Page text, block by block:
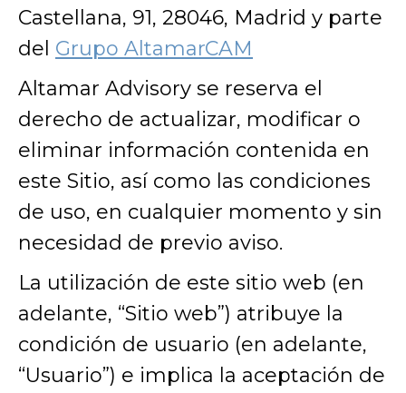
Castellana, 91, 28046, Madrid y parte
del Grupo AltamarCAM
Altamar Advisory se reserva el
derecho de actualizar, modificar o
eliminar información contenida en
este Sitio, así como las condiciones
de uso, en cualquier momento y sin
necesidad de previo aviso.
La utilización de este sitio web (en
adelante, “Sitio web”) atribuye la
condición de usuario (en adelante,
“Usuario”) e implica la aceptación de